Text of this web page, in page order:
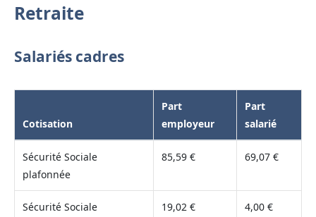
Retraite
Salariés cadres
Cotisation
Part
employeur
Part
salarié
Sécurité Sociale
plafonnée
85,59 € 69,07 €
Sécurité Sociale
19,02 € 4,00 €